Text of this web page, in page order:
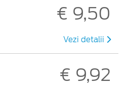
€ 9,50
Vezi detalii
€ 9,92